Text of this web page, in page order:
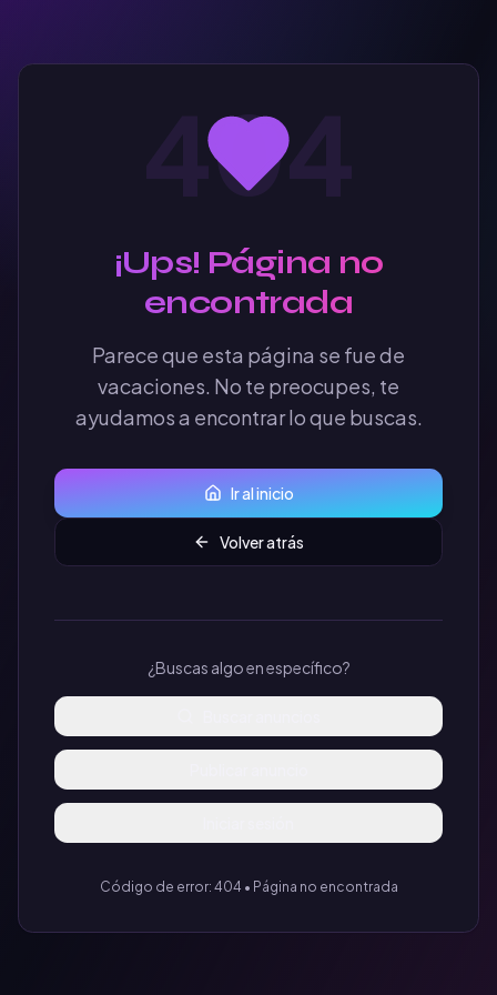
404
¡Ups! Página no
encontrada
Parece que esta página se fue de
vacaciones. No te preocupes, te
ayudamos a encontrar lo que buscas.
Ir al inicio
Volver atrás
¿Buscas algo en específico?
Código de error: 404 • Página no encontrada